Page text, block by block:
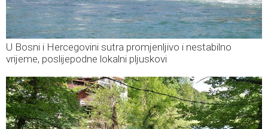
U Bosni i Hercegovini sutra promjenljivo i nestabilno
vrijeme, poslijepodne lokalni pljuskovi